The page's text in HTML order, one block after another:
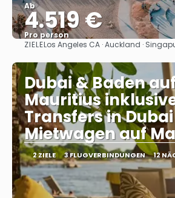
Ab
4.519 €
Pro person
Sehen
ZIELELos Angeles CA · Auckland ·
Dubai & Baden
Mauritius
Transfers in
Mietwagen auf
2 ZIELE 3 FLUGVERBINDUNGEN 12